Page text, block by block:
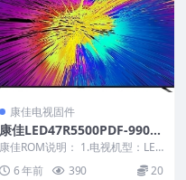
康佳电视固件
康佳LED47R5500PDF-9901
2738-V2.0.01原厂系统刷机
电视固件包下载
康佳ROM说明： 1.电视机型：LED
47R5500PDF 2.物料号：9901...
6 年前 390 20